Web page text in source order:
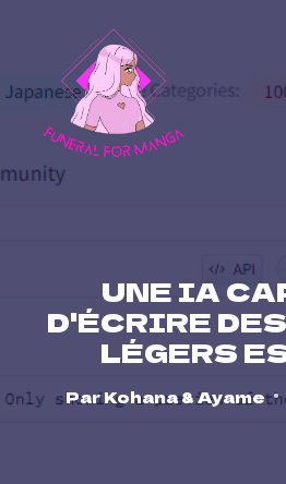
content
UNE IA
D'ÉCRIRE
LÉGERS
ParKohana & Ayame